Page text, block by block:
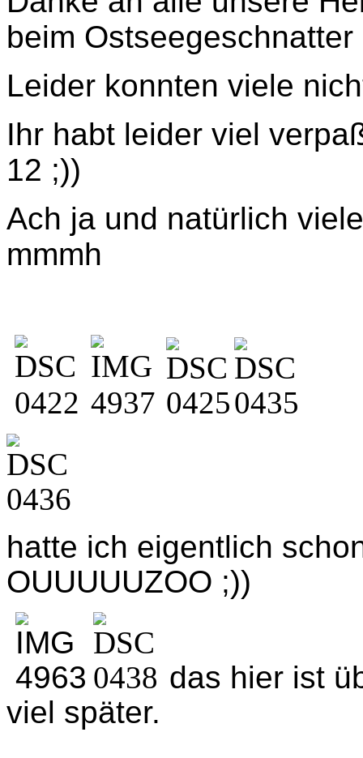
beim
Leider konnten viele
Ihr habt leider viel
12 ;))
Ach ja und natürlich
mmmh
hatte ich eigentlich
OUUUUUZOO ;))
das hier ist
viel später.